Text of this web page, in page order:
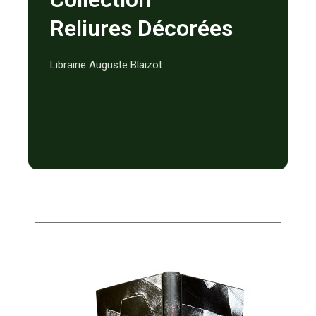
Reliures Décorées
Librairie Auguste Blaizot